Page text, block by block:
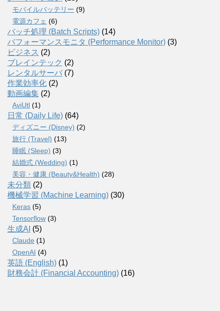
モバイルバッテリー (9)
電源カフェ (6)
バッチ処理 (Batch Scripts) (14)
パフォーマンスモニタ (Performance Monitor) (3)
ビジネス (2)
ブレインテック (2)
レンタルサーバ (7)
作業効率化 (2)
動画編集 (2)
AviUtl (1)
日常 (Daily Life) (64)
ディズニー (Disney) (2)
旅行 (Travel) (13)
睡眠 (Sleep) (3)
結婚式 (Wedding) (1)
美容・健康 (Beauty&Health) (28)
未分類 (2)
機械学習 (Machine Learning) (30)
Keras (5)
Tensorflow (3)
生成AI (5)
Claude (1)
OpenAI (4)
英語 (English) (1)
財務会計 (Financial Accounting) (16)